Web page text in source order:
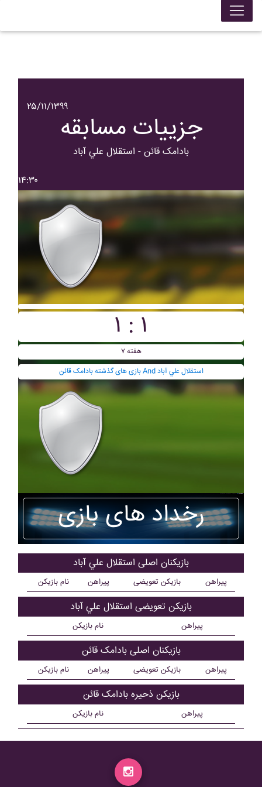
۲۵/۱۱/۱۳۹۹
جزییات مسابقه
بادامک قائن - استقلال علي آباد
۱۴:۳۰
۱ : ۱
هفته ۷
بازی های گذشته بادامک قائن And استقلال علي آباد
رخداد های بازی
بازیکنان اصلی استقلال علي آباد
نام بازیکن پیراهن بازیکن تعویضی پیراهن
بازیکن تعویضی استقلال علي آباد
نام بازیکن پیراهن
بازیکنان اصلی بادامک قائن
نام بازیکن پیراهن بازیکن تعویضی پیراهن
بازیکن ذحیره بادامک قائن
نام بازیکن پیراهن